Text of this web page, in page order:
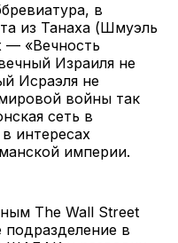
в
из Танаха (Шмуэль
— «Вечность
Израиля не
Исраэля не
войны так
сеть в
интересах
империи.
The Wall Street
в